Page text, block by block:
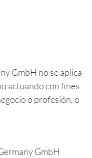
GmbH no se aplica
actuando con fines
o profesión, o
GmbH